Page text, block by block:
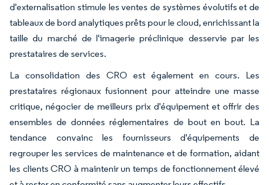
d'externalisation stimule les ventes de systèmes évolutifs et de
tableaux de bord analytiques prêts pour le cloud, enrichissant la
taille du marché de l'imagerie préclinique desservie par les
prestataires de services.
La consolidation des CRO est également en cours. Les
prestataires régionaux fusionnent pour atteindre une masse
critique, négocier de meilleurs prix d'équipement et offrir des
ensembles de données réglementaires de bout en bout. La
tendance convainc les fournisseurs d'équipements de
regrouper les services de maintenance et de formation, aidant
les clients CRO à maintenir un temps de fonctionnement élevé